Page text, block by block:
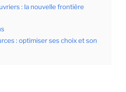
: la nouvelle frontière
: optimiser ses choix et son